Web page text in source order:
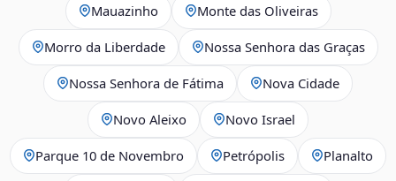
Mauazinho Monte das Oliveiras
Morro da Liberdade Nossa Senhora das Graças
Nossa Senhora de Fátima Nova Cidade
Novo Aleixo Novo Israel
Parque 10 de Novembro Petrópolis Planalto